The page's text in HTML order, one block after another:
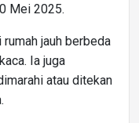
Mei 2025.
jauh berbeda
Ia juga
atau ditekan